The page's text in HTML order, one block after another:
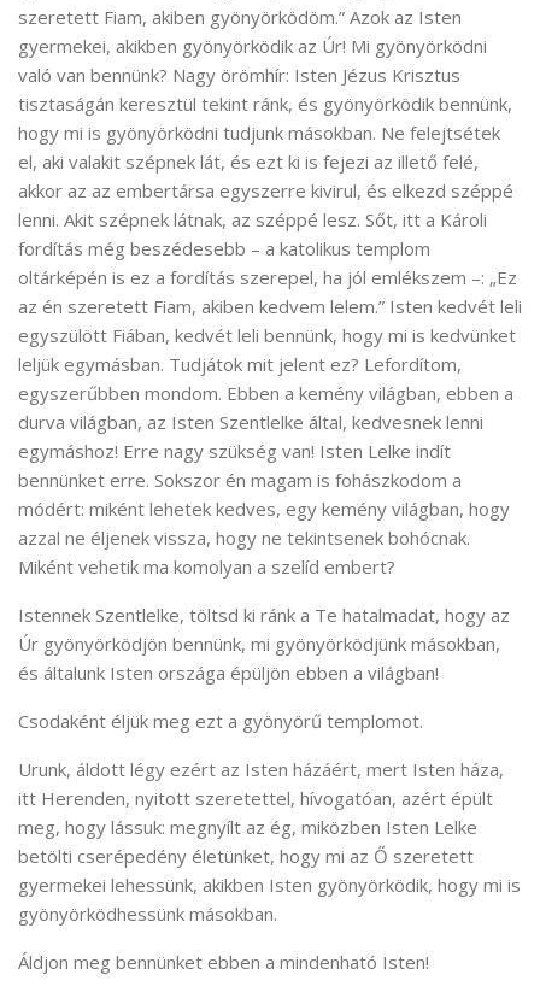
szeretett Fiam, akiben gyönyörködöm.” Azok az Isten
gyermekei, akikben gyönyörködik az Úr! Mi gyönyörködni
való van bennünk? Nagy örömhír: Isten Jézus Krisztus
tisztaságán keresztül tekint ránk, és gyönyörködik bennünk,
hogy mi is gyönyörködni tudjunk másokban. Ne felejtsétek
el, aki valakit szépnek lát, és ezt ki is fejezi az illető felé,
akkor az az embertársa egyszerre kivirul, és elkezd széppé
lenni. Akit szépnek látnak, az széppé lesz. Sőt, itt a Károli
fordítás még beszédesebb – a katolikus templom
oltárképén is ez a fordítás szerepel, ha jól emlékszem –: „Ez
az én szeretett Fiam, akiben kedvem lelem.” Isten kedvét leli
egyszülött Fiában, kedvét leli bennünk, hogy mi is kedvünket
leljük egymásban. Tudjátok mit jelent ez? Lefordítom,
egyszerűbben mondom. Ebben a kemény világban, ebben a
durva világban, az Isten Szentlelke által, kedvesnek lenni
egymáshoz! Erre nagy szükség van! Isten Lelke indít
bennünket erre. Sokszor én magam is fohászkodom a
módért: miként lehetek kedves, egy kemény világban, hogy
azzal ne éljenek vissza, hogy ne tekintsenek bohócnak.
Miként vehetik ma komolyan a szelíd embert?
Istennek Szentlelke, töltsd ki ránk a Te hatalmadat, hogy az
Úr gyönyörködjön bennünk, mi gyönyörködjünk másokban,
és általunk Isten országa épüljön ebben a világban!
Csodaként éljük meg ezt a gyönyörű templomot.
Urunk, áldott légy ezért az Isten házáért, mert Isten háza,
itt Herenden, nyitott szeretettel, hívogatóan, azért épült
meg, hogy lássuk: megnyílt az ég, miközben Isten Lelke
betölti cserépedény életünket, hogy mi az Ő szeretett
gyermekei lehessünk, akikben Isten gyönyörködik, hogy mi is
gyönyörködhessünk másokban.
Áldjon meg bennünket ebben a mindenható Isten!